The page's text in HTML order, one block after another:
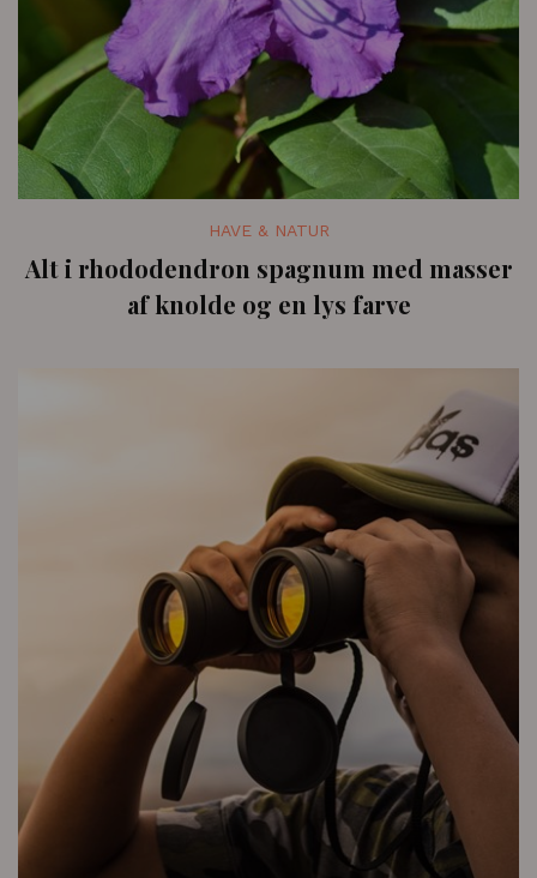
HAVE & NATUR
Alt i rhododendron spagnum med masser
af knolde og en lys farve